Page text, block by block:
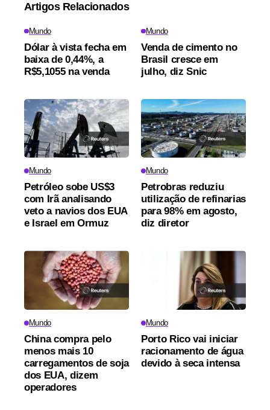
Artigos Relacionados
Mundo
Dólar à vista fecha em
baixa de 0,44%, a
R$5,1055 na venda
Mundo
Venda de cimento no
Brasil cresce em
julho, diz Snic
Mundo
Petróleo sobe US$3
com Irã analisando
veto a navios dos EUA
e Israel em Ormuz
Mundo
Petrobras reduziu
utilização de refinarias
para 98% em agosto,
diz diretor
Mundo
China compra pelo
menos mais 10
carregamentos de soja
dos EUA, dizem
operadores
Mundo
Porto Rico vai iniciar
racionamento de água
devido à seca intensa